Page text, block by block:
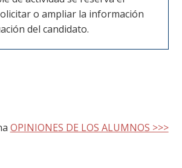
o ampliar la información
del candidato.
OPINIONES DE LOS ALUMNOS >>>